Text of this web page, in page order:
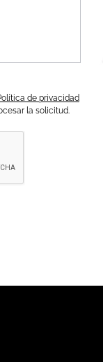
de privacidad
la solicitud.